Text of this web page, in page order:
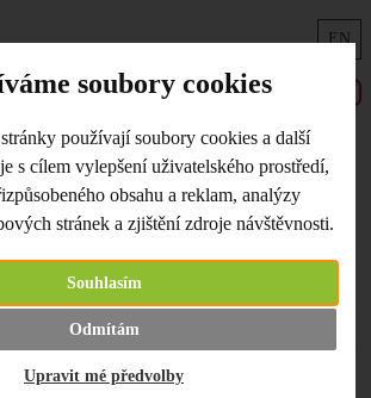
soubory cookies
používají soubory cookies a další
s cílem vylepšení uživatelského prostředí,
obsahu a reklam, analýzy
stránek a zjištění zdroje návštěvnosti.
Souhlasím
Odmítám
Upravit mé předvolby
EN
Co je nového Hanni a Flow Yarns
Yarns
Opět se nám usadily v novinkách nové
neváhejte podívat na nové (nejen) podzimní
Yarns.